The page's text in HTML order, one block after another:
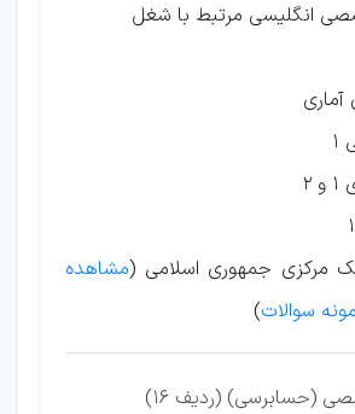
انگلیسی مرتبط با شغل
مرکزی جمهوری اسلامی (مشاهده
سوالات)
(حسابرسی) (ردیف 16)